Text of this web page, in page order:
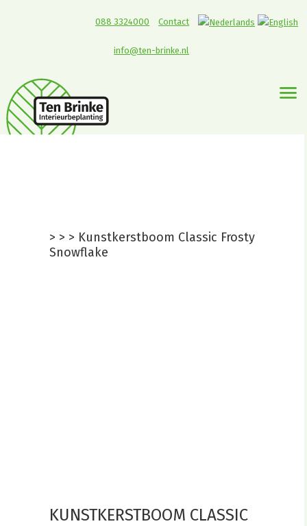
Contact
088 3324000
info@ten-brinke.nl
> > > Kunstkerstboom Classic Frosty
Snowflake
KUNSTKERSTBOOM CLASSIC